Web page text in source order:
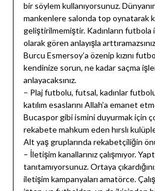
bir söylem kullanıyorsunuz.
mankenlere salonda top oynatarak
geliştirilmemiştir. Kadınların futbola
olarak gören anlayışla
Burcu Esmersoy’a özenip kızını
kendinize sorun, ne kadar saçma işler
anlayacaksınız.
– Plaj futbolu, futsal, kadınlar
katılım esaslarını Allah’a emanet
Bucaspor gibi ismini duyurmak için
rekabete mahkum eden hırslı
Alt yaş gruplarında rekabetçiliğin
– İletişim kanallarınız çalışmıyor.
tanıtamıyorsunuz. Ortaya
iletişim kampanyaları amatörce.